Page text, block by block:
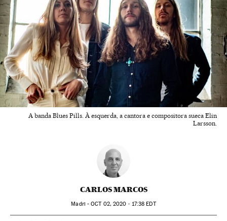
A banda Blues Pills. À esquerda, a cantora e compositora sueca Elin
Larsson.
CARLOS MARCOS
Madri -OCT02, 2020 - 17:38 EDT